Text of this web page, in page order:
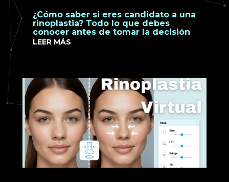
¿Cómo saber si eres candidato a una
rinoplastia? Todo lo que debes
conocer antes de tomar la decisión
LEER MÁS